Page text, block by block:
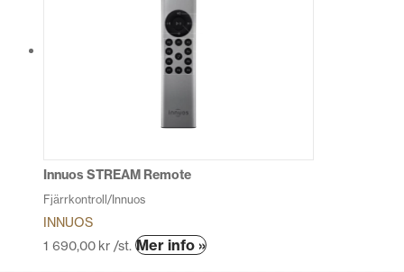
Innuos STREAM Remote
Fjärrkontroll/Innuos
INNUOS
1 690,00 kr /st. Mer info »Den